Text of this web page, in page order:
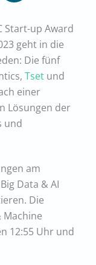
Start-up Award
geht in die
Die fünf
Tset und
einer
Lösungen der
und
am
Data & AI
Die
Machine
12:55 Uhr und